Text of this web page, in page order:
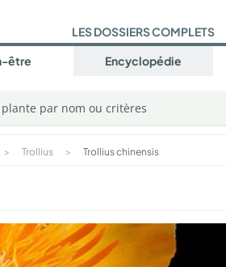
LES DOSSIERS COMPLETS
être Encyclopédie
par nom ou critères
> Trollius > Trollius chinensis